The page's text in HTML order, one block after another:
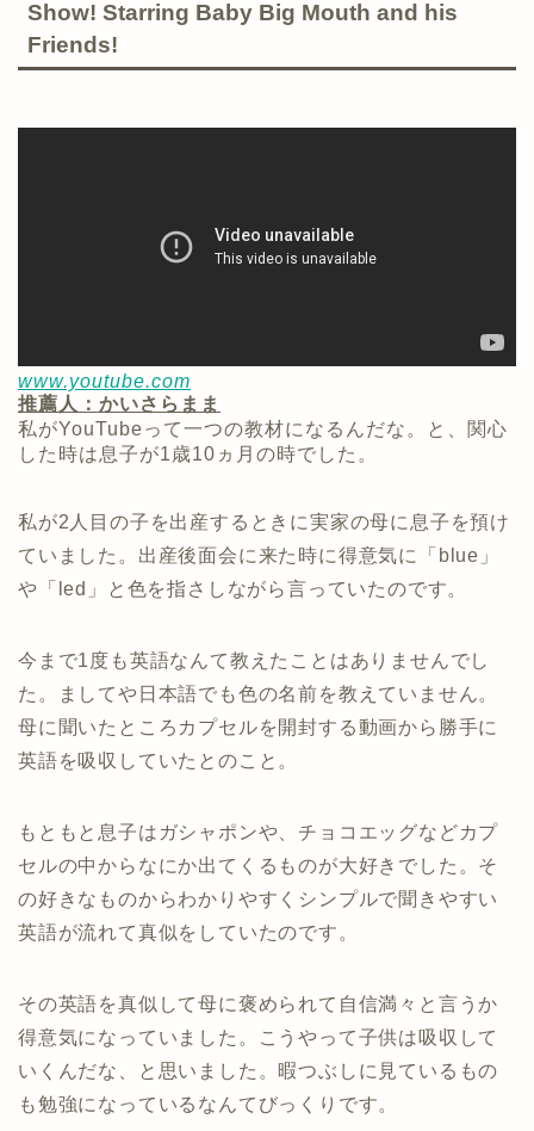
Show! Starring Baby Big Mouth and his
Friends!
www.youtube.com
推薦人：かいさらまま
私がYouTubeって一つの教材になるんだな。と、関心
した時は息子が1歳10ヵ月の時でした。
私が2人目の子を出産するときに実家の母に息子を預け
ていました。出産後面会に来た時に得意気に「blue」
や「led」と色を指さしながら言っていたのです。
今まで1度も英語なんて教えたことはありませんでし
た。ましてや日本語でも色の名前を教えていません。
母に聞いたところカプセルを開封する動画から勝手に
英語を吸収していたとのこと。
もともと息子はガシャポンや、チョコエッグなどカプ
セルの中からなにか出てくるものが大好きでした。そ
の好きなものからわかりやすくシンプルで聞きやすい
英語が流れて真似をしていたのです。
その英語を真似して母に褒められて自信満々と言うか
得意気になっていました。こうやって子供は吸収して
いくんだな、と思いました。暇つぶしに見ているもの
も勉強になっているなんてびっくりです。